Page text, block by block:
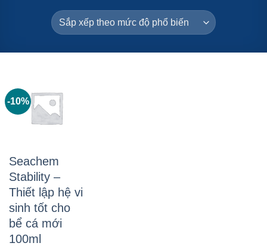
-10%
Seachem
Stability –
Thiết lập hệ vi
sinh tốt cho
bể cá mới
100ml